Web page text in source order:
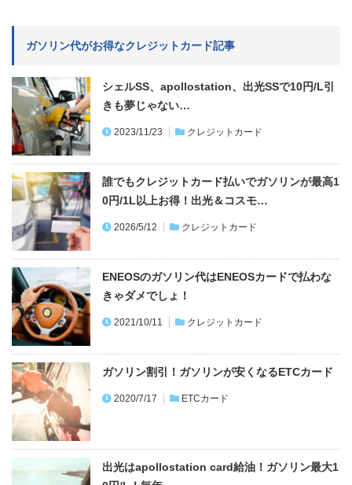
ガソリン代がお得なクレジットカード記事
シェルSS、apollostation、出光SSで10円/L引
きも夢じゃない…
2023/11/23 クレジットカード
誰でもクレジットカード払いでガソリンが最高1
0円/1L以上お得！出光＆コスモ…
2026/5/12 クレジットカード
ENEOSのガソリン代はENEOSカードで払わな
きゃダメでしょ！
2021/10/11 クレジットカード
ガソリン割引！ガソリンが安くなるETCカード
2020/7/17 ETCカード
出光はapollostation card給油！ガソリン最大1